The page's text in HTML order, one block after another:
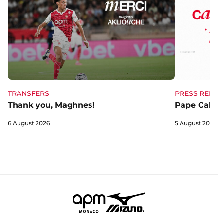
TRANSFERS
Thank you, Maghnes!
6 August 2026
PRESS
Pape
5 August 2026